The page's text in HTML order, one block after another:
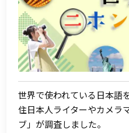
世界で使われている日本語
住日本人ライターやカメラ
ブ」が調査しました。